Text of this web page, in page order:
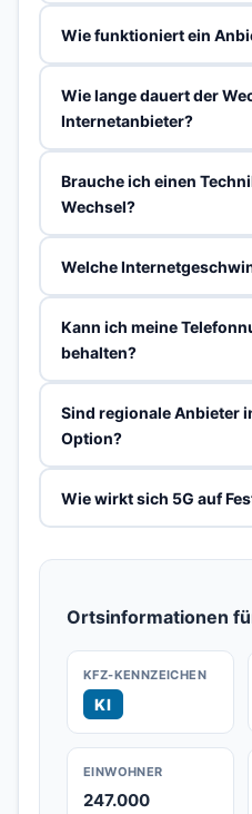
Wie funktioniert ein
Wie lange dauert der
Internetanbieter?
Brauche ich einen
Wechsel?
Welche
Kann ich meine
behalten?
Sind regionale Anbieter
Option?
Wie wirkt sich 5G auf
Ortsinformationen
KFZ-KENNZEICHEN
KI
EINWOHNER
247.000